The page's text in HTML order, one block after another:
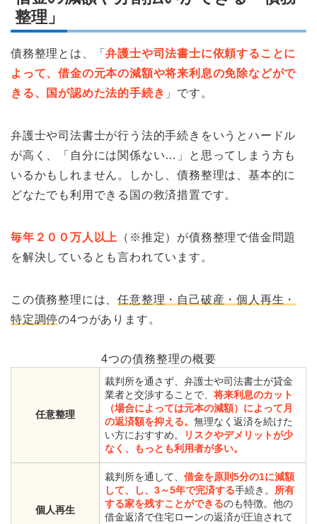
整理」
債務整理とは、「弁護士や司法書士に依頼することに
よって、借金の元本の減額や将来利息の免除などがで
きる、国が認めた法的手続き 」です。
弁護士や司法書士が行う法的手続きをいうとハードル
が高く、「自分には関係ない…」と思ってしまう方も
いるかもしれません。しかし、債務整理は、基本的に
どなたでも利用できる国の救済措置です。
毎年２００万人以上 （※推定）が債務整理で借金問題
を解決しているとも言われています。
この債務整理には、任意整理・自己破産・個人再生・
特定調停の4つがあります。
4つの債務整理の概要
任意整理
裁判所を通さず、弁護士や司法書士が貸金
業者と交渉することで、将来利息のカット
（場合によっては元本の減額）によって月
の返済額を抑える。 無理なく返済を続けた
い方におすすめ。
リスクやデメリットが少
なく、もっとも利用者が多い。
個人再生
裁判所を通して、 借金を原則5分の1に減額
して、し、3～5年で完済する手続き。 所有
する家を残すことができるのも特徴。他の
借金返済で住宅ローンの返済が圧迫されて